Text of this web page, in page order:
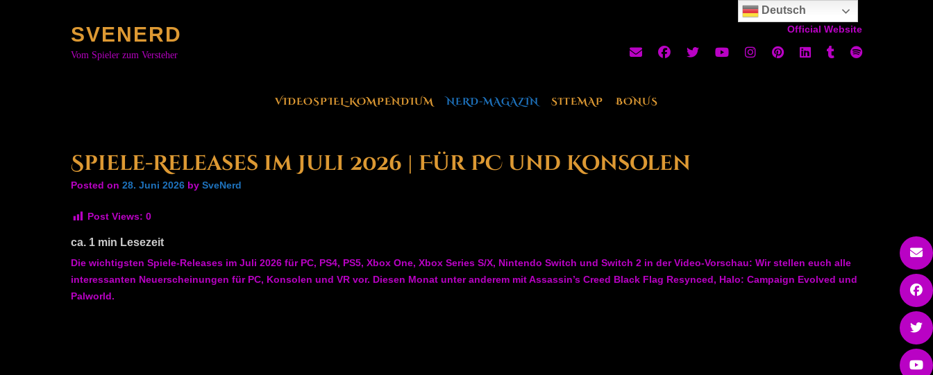
SVENERD
Vom Spieler zum Versteher
Official Website
VIDEOSPIEL-KOMPENDIUM NERD-MAGAZIN SITEMAP BONUS
Spiele-Releases im Juli 2026 | Für PC und Konsolen
Posted on 28. Juni 2026 by SveNerd
Post Views: 0
ca. 1 min Lesezeit
Die wichtigsten Spiele-Releases im Juli 2026 für PC, PS4, PS5, Xbox One, Xbox Series S/X, Nintendo Switch und Switch 2 in der Video-Vorschau: Wir stellen euch alle
interessanten Neuerscheinungen für PC, Konsolen und VR vor. Diesen Monat unter anderem mit Assassin’s Creed Black Flag Resynced, Halo: Campaign Evolved und
Palworld.
Deutsch